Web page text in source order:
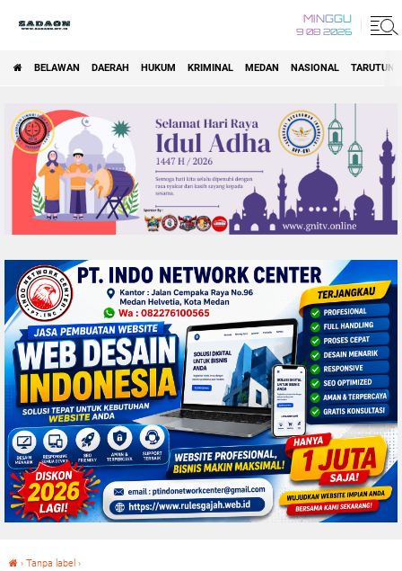
MINGGU
9 08 2026
BELAWAN DAERAH HUKUM KRIMINAL MEDAN NASIONAL TARUTUNG
› Tanpa label ›